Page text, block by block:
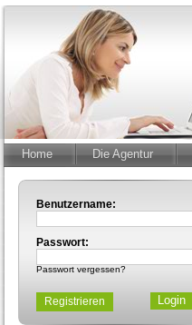
Home Die Agentur
Benutzername:
Passwort:
Passwort vergessen?
Registrieren